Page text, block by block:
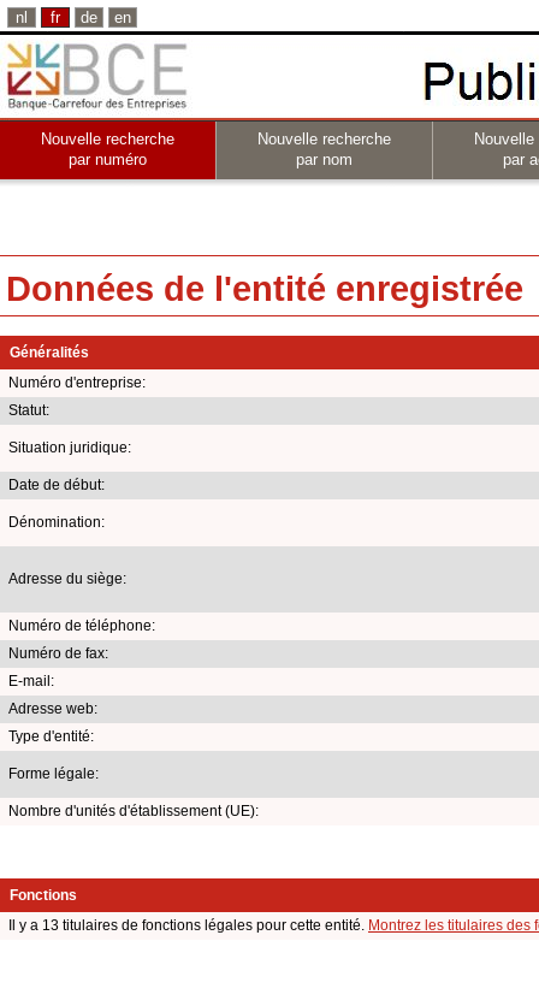
nl fr de en
Nouvelle recherche
par numéro
Nouvelle recherche
par nom
par
Données de l'entité enregistrée
Généralités
Numéro d'entreprise:
Statut:
Situation juridique:
Date de début:
Dénomination:
Adresse du siège:
Numéro de téléphone:
Numéro de fax:
E-mail:
Adresse web:
Type d'entité:
Forme légale:
Nombre d'unités d'établissement (UE):
Fonctions
Il y a 13 titulaires de fonctions légales pour cette entité. Montrez les titulaires des